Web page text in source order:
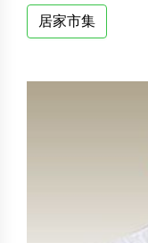
居家市集